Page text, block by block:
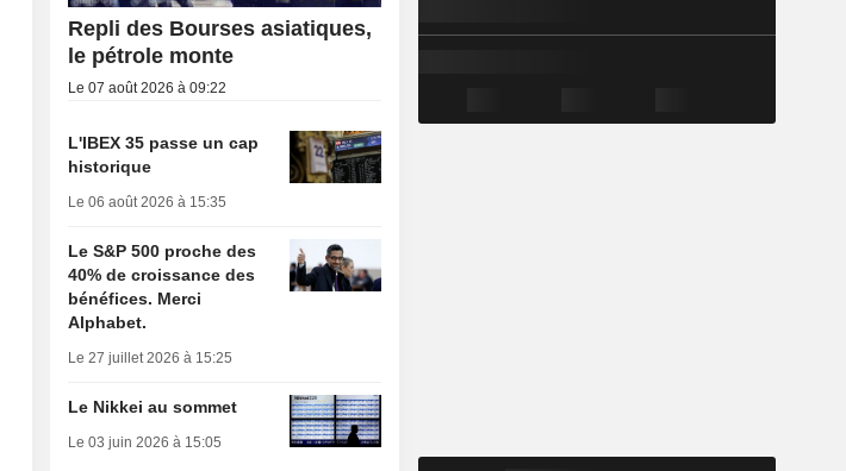
Repli des Bourses asiatiques,
le pétrole monte
Le 07 août 2026 à 09:22
L'IBEX 35 passe un cap
historique
Le 06 août 2026 à 15:35
Le S&P 500 proche des
40% de croissance des
bénéfices. Merci
Alphabet.
Le 27 juillet 2026 à 15:25
Le Nikkei au sommet
Le 03 juin 2026 à 15:05